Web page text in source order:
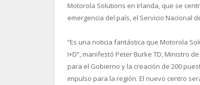
Motorola Solutions en Irlanda, que se
emergencia del país, el Servicio Nacional
“Es una noticia fantástica que Motorola
I+D”, manifestó Peter Burke TD, Ministro
para el Gobierno y la creación de 200
impulso para la región. El nuevo centro